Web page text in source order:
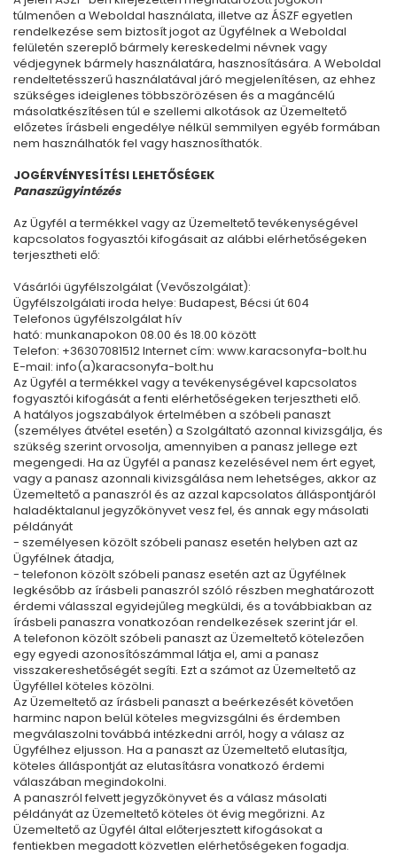
túlmenően a Weboldal használata, illetve az ÁSZF egyetlen
rendelkezése sem biztosít jogot az Ügyfélnek a Weboldal
felületén szereplő bármely kereskedelmi névnek vagy
védjegynek bármely használatára, hasznosítására. A Weboldal
rendeltetésszerű használatával járó megjelenítésen, az ehhez
szükséges ideiglenes többszörözésen és a magáncélú
másolatkészítésen túl e szellemi alkotások az Üzemeltető
előzetes írásbeli engedélye nélkül semmilyen egyéb formában
nem használhatók fel vagy hasznosíthatók.
JOGÉRVÉNYESÍTÉSI LEHETŐSÉGEK
Panaszügyintézés
Az Ügyfél a termékkel vagy az Üzemeltető tevékenységével
kapcsolatos fogyasztói kifogásait az alábbi elérhetőségeken
terjesztheti elő:
Vásárlói ügyfélszolgálat (Vevőszolgálat):
Ügyfélszolgálati iroda helye: Budapest, Bécsi út 604
Telefonos ügyfélszolgálat hív
ható: munkanapokon 08.00 és 18.00 között
Telefon: +36307081512 Internet cím: www.karacsonyfa-bolt.hu
E-mail: info(a)karacsonyfa-bolt.hu
Az Ügyfél a termékkel vagy a tevékenységével kapcsolatos
fogyasztói kifogását a fenti elérhetőségeken terjesztheti elő.
A hatályos jogszabályok értelmében a szóbeli panaszt
(személyes átvétel esetén) a Szolgáltató azonnal kivizsgálja, és
szükség szerint orvosolja, amennyiben a panasz jellege ezt
megengedi. Ha az Ügyfél a panasz kezelésével nem ért egyet,
vagy a panasz azonnali kivizsgálása nem lehetséges, akkor az
Üzemeltető a panaszról és az azzal kapcsolatos álláspontjáról
haladéktalanul jegyzőkönyvet vesz fel, és annak egy másolati
példányát
- személyesen közölt szóbeli panasz esetén helyben azt az
Ügyfélnek átadja,
- telefonon közölt szóbeli panasz esetén azt az Ügyfélnek
legkésőbb az írásbeli panaszról szóló részben meghatározott
érdemi válasszal egyidejűleg megküldi, és a továbbiakban az
írásbeli panaszra vonatkozóan rendelkezések szerint jár el.
A telefonon közölt szóbeli panaszt az Üzemeltető kötelezően
egy egyedi azonosítószámmal látja el, ami a panasz
visszakereshetőségét segíti. Ezt a számot az Üzemeltető az
Ügyféllel köteles közölni.
Az Üzemeltető az írásbeli panaszt a beérkezését követően
harminc napon belül köteles megvizsgálni és érdemben
megválaszolni továbbá intézkedni arról, hogy a válasz az
Ügyfélhez eljusson. Ha a panaszt az Üzemeltető elutasítja,
köteles álláspontját az elutasításra vonatkozó érdemi
válaszában megindokolni.
A panaszról felvett jegyzőkönyvet és a válasz másolati
példányát az Üzemeltető köteles öt évig megőrizni. Az
Üzemeltető az Ügyfél által előterjesztett kifogásokat a
fentiekben megadott közvetlen elérhetőségeken fogadja.